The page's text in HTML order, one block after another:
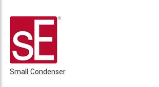
Small Condenser